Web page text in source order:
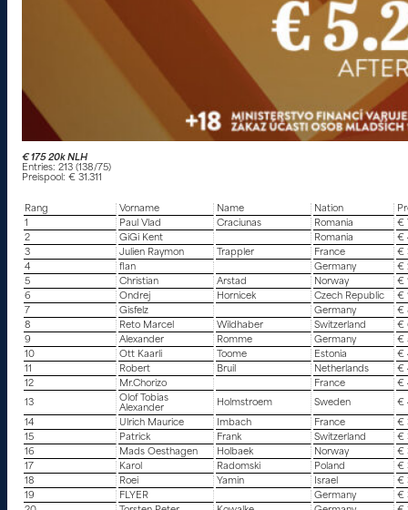
€ 175 20k NLH
Entries: 213 (138/75)
Preispool: € 31.311
Rang Vorname Name Nation
1
Paul Vlad Craciunas Romania
€
2
GiGi Kent Romania
€
3
Julien Raymon Trappler France
€
4
flan Germany
€
5
Christian Arstad Norway
€
6
Ondrej Hornicek Czech Republic
€
7
Gisfelz Germany
€
8
Reto Marcel Wildhaber Switzerland
€
9
Alexander Romme Germany
€
10
Ott Kaarli Toome Estonia
€
11
Robert Bruil Netherlands
€
12
Mr.Chorizo France
€
13
Olof Tobias
Alexander
Holmstroem Sweden
€
14
Ulrich Maurice Imbach France
€
15
Patrick Frank Switzerland
€
16
Mads Oesthagen Holbaek Norway
€
17
Karol Radomski Poland
€
18
Roei Yamin Israel
€
19
FLYER Germany
€